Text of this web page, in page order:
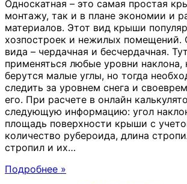
Односкатная – это самая простая
монтажу, так и в плане экономии и
материалов. Этот вид крыши
хозпостроек и нежилых помещений.
вида – чердачная и бесчердачная.
применяться любые уровни наклона,
берутся малые углы, но тогда
следить за уровнем снега и
его. При расчете в онлайн
следующую информацию: угол
площадь поверхности крыши с
количество рубероида, длина
стропил и их…
Подробнее »